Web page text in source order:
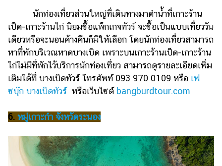
นักท่องเที่ยวส่วนใหญ่ที่เดินทางมาดำน้ำที่เกาะร้าน
เป็ด-เกาะร้านไก่ นิยมซื้อแพ็กเกจทัวร์ จะซื้อเป็นแบบเที่ยววัน
เดียวหรือจะนอนค้างคืนก็มีให้เลือก โดยนักท่องเที่ยวสามารถ
หาที่พักบริเวณหาดบางเบิด เพราะบนเกาะร้านเป็ด-เกาะร้าน
ไก่ไม่มีที่พักไว้บริการนักท่องเที่ยว สามารถดูรายละเอียดเพิ่ม
เติมได้ที่ บางเบิดทัวร์ โทรศัพท์ 093 970 0109 หรือ เฟ
ซบุ๊ก บางเบิดทัวร์หรือเว็บไซต์ bangburdtour.com
6. หมู่เกาะกำ จังหวัดระนอง